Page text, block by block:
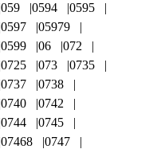
059 0594
0595
0597
05979
0599 06
072
0725 073
0735
0737
0738
0740
0742
0744
0745
07468
0747